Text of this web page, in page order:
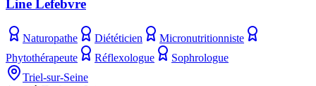
Line Lefebvre
Naturopathe Diététicien
Micronutritionniste
Phytothérapeute
Réflexologue
Sophrologue
Triel-sur-Seine